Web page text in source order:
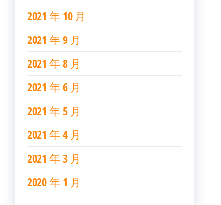
2021 年 10 月
2021 年 9 月
2021 年 8 月
2021 年 6 月
2021 年 5 月
2021 年 4 月
2021 年 3 月
2020 年 1 月